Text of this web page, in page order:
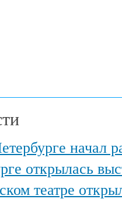
начал работу
выставка
театре открылся